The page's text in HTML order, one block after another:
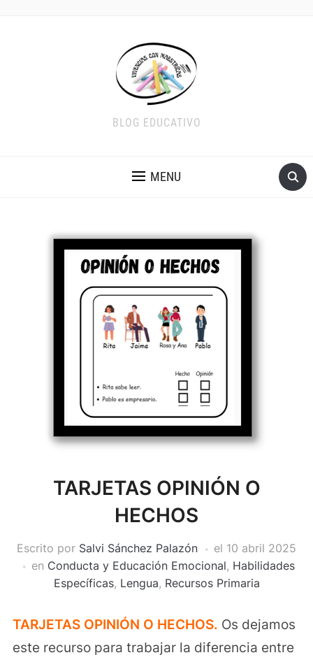
BLOG EDUCATIVO
MENU
TARJETAS OPINIÓN O
HECHOS
Escrito por Salvi Sánchez Palazón el 10 abril 2025
en Conducta y Educación Emocional, Habilidades
Específicas, Lengua, Recursos Primaria
TARJETAS OPINIÓN O HECHOS. Os dejamos
este recurso para trabajar la diferencia entre